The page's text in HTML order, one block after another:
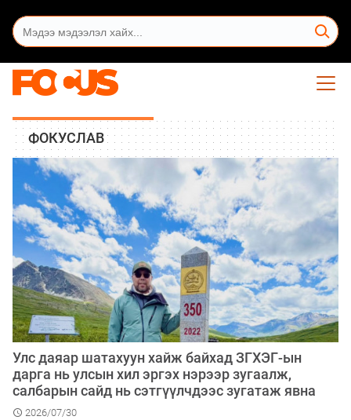
ФОКУСЛАВ
Улс даяар шатахуун хайж байхад ЗГХЭГ-ын
дарга нь улсын хил эргэх нэрээр зугаалж,
салбарын сайд нь сэтгүүлчдээс зугатаж явна
2026/07/30